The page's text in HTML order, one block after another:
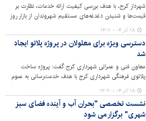
شهردار کرج، با هدف بررسی کیفیت ارائه خدمات، نظارت بر
قیمت‌ها و شنیدن دغدغه‌های مستقیم شهروندان از بازار روز
میوه و تره‌بار محله شاهین ویلا بازدید کرد.
۱۸ آذر ۰۴ - ۱۴:۱۱
دسترسی ویژه برای معلولان در پروژه پلاتو ایجاد
شد
معاون فنی و عمرانی شهرداری کرج گفت: پروژه ساخت
پلاتوی فرهنگی شهرداری کرج با هدف خدمت‌رسانی به عموم
مردم، به‌ویژه عزیزان دارای معلولیت احداث شده است.
۱۸ آذر ۰۴ - ۱۳:۲۰
نشست تخصصی "بحران آب و آینده فضای سبز
شهری" برگزار می شود